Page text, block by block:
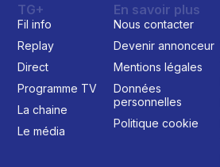
TG+
Fil info
Replay
Direct
Programme TV
La chaine
Le média
En savoir plus
Nous contacter
Devenir annonceur
Mentions légales
Données
personnelles
Politique cookie